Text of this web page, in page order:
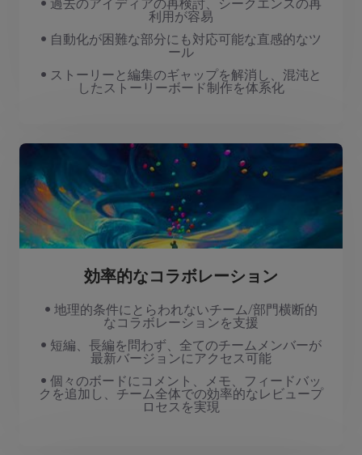
• 過去のアイディアの再検討、シークエンスの再
利用が容易
• 自動化が困難な部分にも対応可能な直感的なツ
ール
• ストーリーと編集のギャップを解消し、混沌と
したストーリーボード制作を体系化
効率的なコラボレーション
• 地理的条件にとらわれないチーム/部門横断的
なコラボレーションを支援
• 短編、長編を問わず、全てのチームメンバーが
最新バージョンにアクセス可能
• 個々のボードにコメント、メモ、フィードバッ
クを追加し、チーム全体での効率的なレビュープ
ロセスを実現